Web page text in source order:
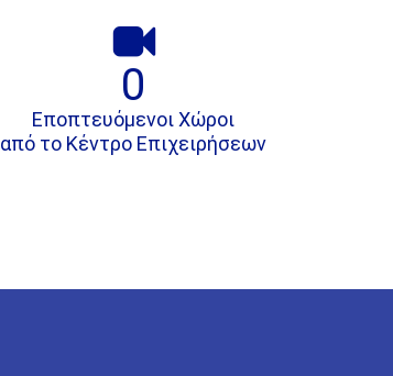

0
Εποπτευόμενοι Χώροι
από το Κέντρο Επιχειρήσεων